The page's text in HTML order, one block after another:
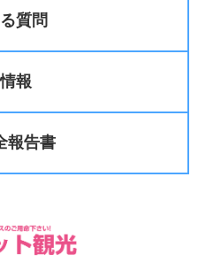
質問
報
報告書